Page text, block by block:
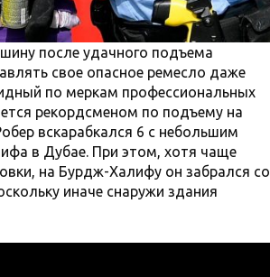
после удачного подъема
свое опасное ремесло даже
по меркам профессиональных
рекордсменом по подъему на
вскарабкался 6 с небольшим
в Дубае. При этом, хотя чаще
на Бурдж-Халифу он забрался со
иначе снаружи здания